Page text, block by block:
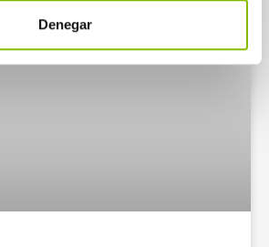
Denegar